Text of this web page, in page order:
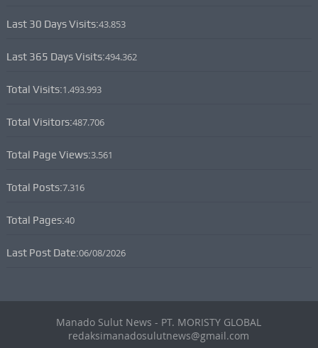
Last 30 Days Visits:43.853
Last 365 Days Visits:494.362
Total Visits:1.493.993
Total Visitors:487.706
Total Page Views:3.561
Total Posts:7.316
Total Pages:40
Last Post Date:06/08/2026
Manado Sulut News - PT. MORISTY GLOBAL
redaksimanadosulutnews@gmail.com